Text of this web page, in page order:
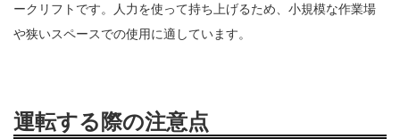
ークリフトです。人力を使って持ち上げるため、小規模な作業場
や狭いスペースでの使用に適しています。
運転する際の注意点